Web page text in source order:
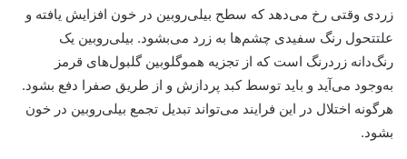
زردی وقتی رخ می‌دهدکه سطح بیلی‌روبین در خون افزایش یافته و
علتتحول رنگ سفیدی چشم‌ها به زرد می‌بشود. بیلی‌روبین یک
رنگ‌دانه زردرنگ استکه از تجزیه هموگلوبینگلبول‌های قرمز
به‌وجود می‌آید و باید توسطکبد پردازش و از طریق صفرا دفع بشود.
هرگونه اختلال در این فرایند می‌تواند تبدیل تجمع بیلی‌روبین در خون
بشود.